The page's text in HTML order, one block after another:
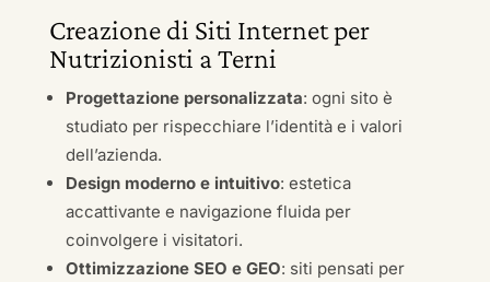
Creazione di Siti Internet per
Nutrizionisti a Terni
Progettazione personalizzata: ogni sito è
studiato per rispecchiare l’identità e i valori
dell’azienda.
Design moderno e intuitivo: estetica
accattivante e navigazione fluida per
coinvolgere i visitatori.
Ottimizzazione SEO e GEO: siti pensati per